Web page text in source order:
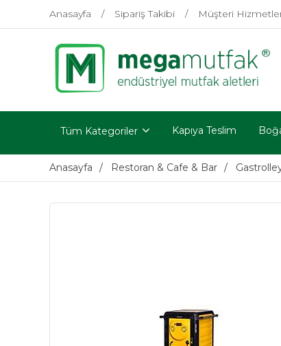
Anasayfa Sipariş Takibi Müşteri
Tüm Kategoriler Kapıya Teslim
Anasayfa Restoran & Cafe & Bar